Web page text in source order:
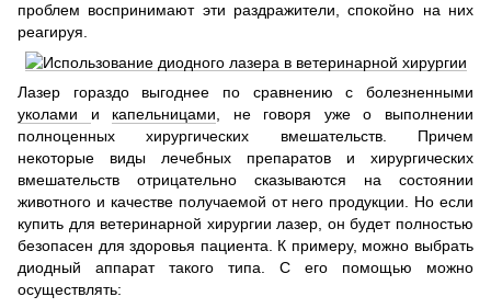
проблем воспринимают эти раздражители, спокойно на них
реагируя.
Лазер гораздо выгоднее по сравнению с болезненными
уколами и капельницами, не говоря уже о выполнении
полноценных хирургических вмешательств. Причем
некоторые виды лечебных препаратов и хирургических
вмешательств отрицательно сказываются на состоянии
животного и качестве получаемой от него продукции. Но если
купить для ветеринарной хирургии лазер, он будет полностью
безопасен для здоровья пациента. К примеру, можно выбрать
диодный аппарат такого типа. С его помощью можно
осуществлять: